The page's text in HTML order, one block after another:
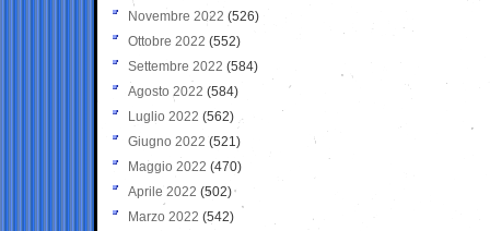
Novembre 2022 (526)
Ottobre 2022 (552)
Settembre 2022 (584)
Agosto 2022 (584)
Luglio 2022 (562)
Giugno 2022 (521)
Maggio 2022 (470)
Aprile 2022 (502)
Marzo 2022 (542)